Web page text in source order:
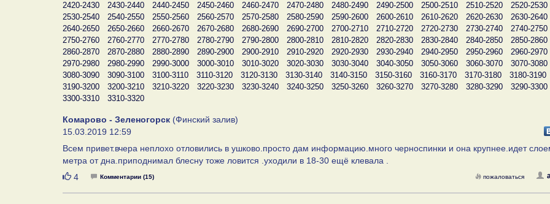
2420-2430
2430-2440 2440-2450 2450-2460 2460-2470 2470-2480 2480-2490 2490-2500 2500-2510 2510-2520
2520-2530
2530-2540
2540-2550 2550-2560 2560-2570 2570-2580 2580-2590 2590-2600 2600-2610 2610-2620 2620-2630
2630-2640
2640-2650
2650-2660 2660-2670 2670-2680 2680-2690 2690-2700 2700-2710 2710-2720 2720-2730 2730-2740
2740-2750
2750-2760
2760-2770 2770-2780 2780-2790 2790-2800 2800-2810 2810-2820 2820-2830 2830-2840 2840-2850
2850-2860
2860-2870
2870-2880 2880-2890 2890-2900 2900-2910 2910-2920 2920-2930 2930-2940 2940-2950 2950-2960
2960-2970
2970-2980
2980-2990 2990-3000 3000-3010 3010-3020 3020-3030 3030-3040 3040-3050 3050-3060 3060-3070
3070-3080
3080-3090
3090-3100 3100-3110 3110-3120 3120-3130 3130-3140 3140-3150 3150-3160 3160-3170 3170-3180
3180-3190
3190-3200
3200-3210 3210-3220 3220-3230 3230-3240 3240-3250 3250-3260 3260-3270 3270-3280 3280-3290
3290-3300
3300-3310
3310-3320
Комарово - Зеленогорск (Финский залив)
15.03.2019 12:59
Всем привет.вчера неплохо отловились в ушково.просто дам информацию.много черноспинки и она крупнее.идет
метра от дна.приподнимал блесну тоже ловится .уходили в 18-30 ещё клевала .
Нравится
4 Комментарии (15) пожаловаться